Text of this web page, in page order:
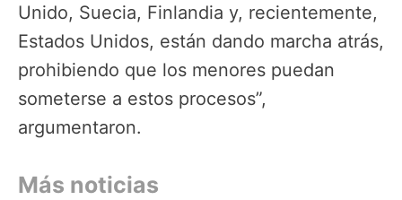
Unido, Suecia, Finlandia y, recientemente,
Estados Unidos, están dando marcha atrás,
prohibiendo que los menores puedan
someterse a estos procesos”,
argumentaron.
Más noticias